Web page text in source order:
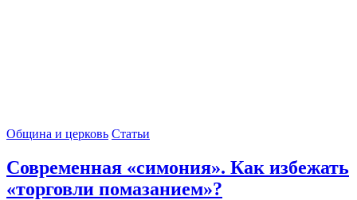
Община и церковь Статьи
Современная «симония». Как избежать
«торговли помазанием»?